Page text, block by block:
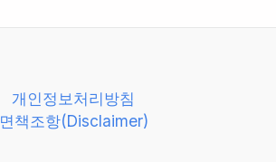
개인정보처리방침
면책조항(Disclaimer)